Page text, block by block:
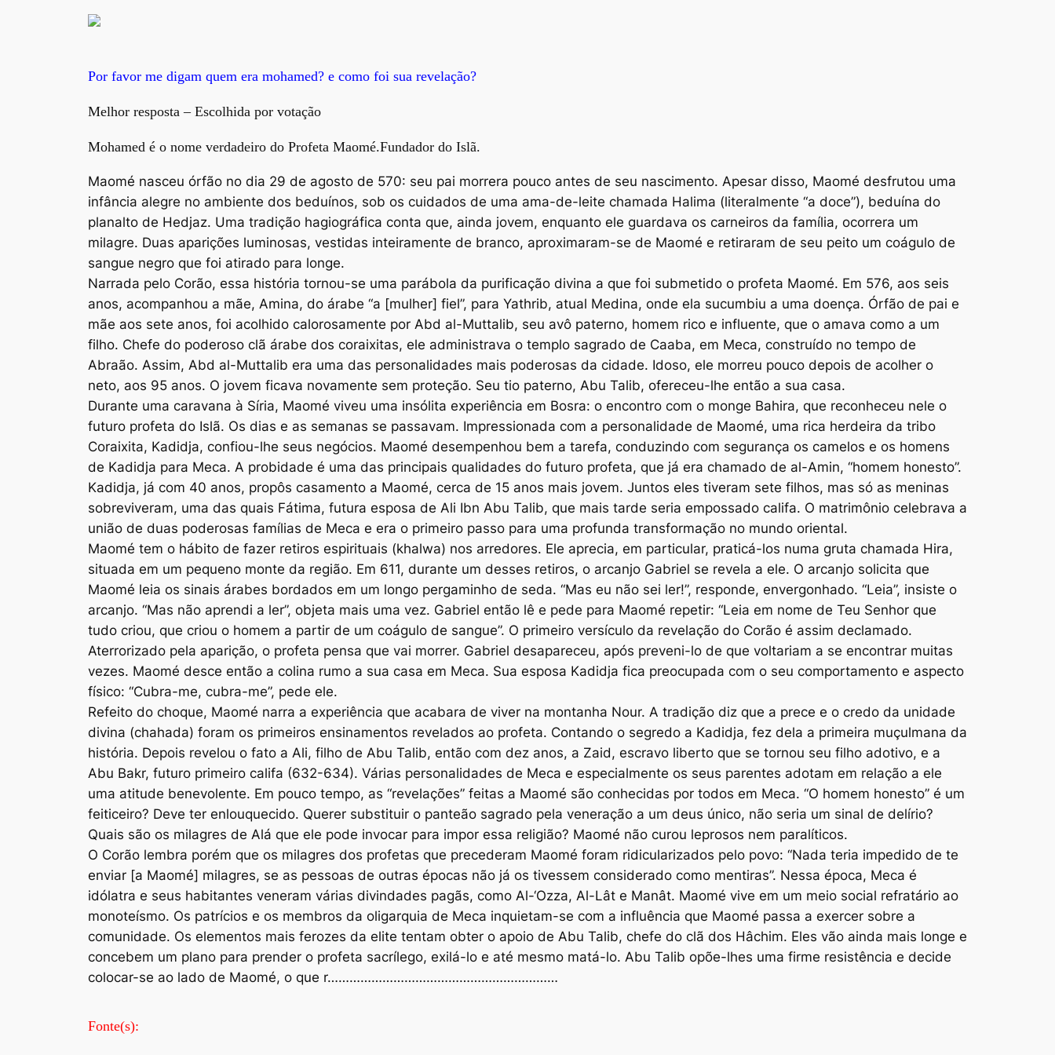
Por favor me digam quem era mohamed? e como foi sua revelação?
Melhor resposta – Escolhida por votação
Mohamed é o nome verdadeiro do Profeta Maomé.Fundador do Islã.
Maomé nasceu órfão no dia 29 de agosto de 570: seu pai morrera pouco antes de seu nascimento. Apesar disso, Maomé desfrutou uma
infância alegre no ambiente dos beduínos, sob os cuidados de uma ama-de-leite chamada Halima (literalmente “a doce”), beduína do
planalto de Hedjaz. Uma tradição hagiográfica conta que, ainda jovem, enquanto ele guardava os carneiros da família, ocorrera um
milagre. Duas aparições luminosas, vestidas inteiramente de branco, aproximaram-se de Maomé e retiraram de seu peito um coágulo de
sangue negro que foi atirado para longe.
Narrada pelo Corão, essa história tornou-se uma parábola da purificação divina a que foi submetido o profeta Maomé. Em 576, aos seis
anos, acompanhou a mãe, Amina, do árabe “a [mulher] fiel”, para Yathrib, atual Medina, onde ela sucumbiu a uma doença. Órfão de pai e
mãe aos sete anos, foi acolhido calorosamente por Abd al-Muttalib, seu avô paterno, homem rico e influente, que o amava como a um
filho. Chefe do poderoso clã árabe dos coraixitas, ele administrava o templo sagrado de Caaba, em Meca, construído no tempo de
Abraão. Assim, Abd al-Muttalib era uma das personalidades mais poderosas da cidade. Idoso, ele morreu pouco depois de acolher o
neto, aos 95 anos. O jovem ficava novamente sem proteção. Seu tio paterno, Abu Talib, ofereceu-lhe então a sua casa.
Durante uma caravana à Síria, Maomé viveu uma insólita experiência em Bosra: o encontro com o monge Bahira, que reconheceu nele o
futuro profeta do Islã. Os dias e as semanas se passavam. Impressionada com a personalidade de Maomé, uma rica herdeira da tribo
Coraixita, Kadidja, confiou-lhe seus negócios. Maomé desempenhou bem a tarefa, conduzindo com segurança os camelos e os homens
de Kadidja para Meca. A probidade é uma das principais qualidades do futuro profeta, que já era chamado de al-Amin, “homem honesto”.
Kadidja, já com 40 anos, propôs casamento a Maomé, cerca de 15 anos mais jovem. Juntos eles tiveram sete filhos, mas só as meninas
sobreviveram, uma das quais Fátima, futura esposa de Ali Ibn Abu Talib, que mais tarde seria empossado califa. O matrimônio celebrava a
união de duas poderosas famílias de Meca e era o primeiro passo para uma profunda transformação no mundo oriental.
Maomé tem o hábito de fazer retiros espirituais (khalwa) nos arredores. Ele aprecia, em particular, praticá-los numa gruta chamada Hira,
situada em um pequeno monte da região. Em 611, durante um desses retiros, o arcanjo Gabriel se revela a ele. O arcanjo solicita que
Maomé leia os sinais árabes bordados em um longo pergaminho de seda. “Mas eu não sei ler!”, responde, envergonhado. “Leia”, insiste o
arcanjo. “Mas não aprendi a ler”, objeta mais uma vez. Gabriel então lê e pede para Maomé repetir: “Leia em nome de Teu Senhor que
tudo criou, que criou o homem a partir de um coágulo de sangue”. O primeiro versículo da revelação do Corão é assim declamado.
Aterrorizado pela aparição, o profeta pensa que vai morrer. Gabriel desapareceu, após preveni-lo de que voltariam a se encontrar muitas
vezes. Maomé desce então a colina rumo a sua casa em Meca. Sua esposa Kadidja fica preocupada com o seu comportamento e aspecto
físico: “Cubra-me, cubra-me”, pede ele.
Refeito do choque, Maomé narra a experiência que acabara de viver na montanha Nour. A tradição diz que a prece e o credo da unidade
divina (chahada) foram os primeiros ensinamentos revelados ao profeta. Contando o segredo a Kadidja, fez dela a primeira muçulmana da
história. Depois revelou o fato a Ali, filho de Abu Talib, então com dez anos, a Zaid, escravo liberto que se tornou seu filho adotivo, e a
Abu Bakr, futuro primeiro califa (632-634). Várias personalidades de Meca e especialmente os seus parentes adotam em relação a ele
uma atitude benevolente. Em pouco tempo, as “revelações” feitas a Maomé são conhecidas por todos em Meca. “O homem honesto” é um
feiticeiro? Deve ter enlouquecido. Querer substituir o panteão sagrado pela veneração a um deus único, não seria um sinal de delírio?
Quais são os milagres de Alá que ele pode invocar para impor essa religião? Maomé não curou leprosos nem paralíticos.
O Corão lembra porém que os milagres dos profetas que precederam Maomé foram ridicularizados pelo povo: “Nada teria impedido de te
enviar [a Maomé] milagres, se as pessoas de outras épocas não já os tivessem considerado como mentiras”. Nessa época, Meca é
idólatra e seus habitantes veneram várias divindades pagãs, como Al-‘Ozza, Al-Lât e Manât. Maomé vive em um meio social refratário ao
monoteísmo. Os patrícios e os membros da oligarquia de Meca inquietam-se com a influência que Maomé passa a exercer sobre a
comunidade. Os elementos mais ferozes da elite tentam obter o apoio de Abu Talib, chefe do clã dos Hâchim. Eles vão ainda mais longe e
concebem um plano para prender o profeta sacrílego, exilá-lo e até mesmo matá-lo. Abu Talib opõe-lhes uma firme resistência e decide
colocar-se ao lado de Maomé, o que r………………………………………………………
Fonte(s):